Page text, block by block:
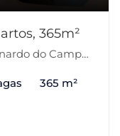
365m²
do Campo-SP
365 m²